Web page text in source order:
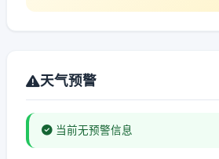
天气预警
当前无预警信息